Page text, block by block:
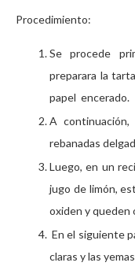
Procedimiento:
Se procede
preparara la
papel encerado.
A continuación,
rebanadas
Luego, en un
jugo de limón,
oxiden y queden
En el siguiente
claras y las